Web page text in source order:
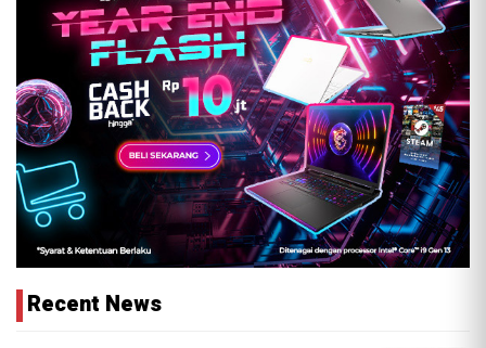
Recent News